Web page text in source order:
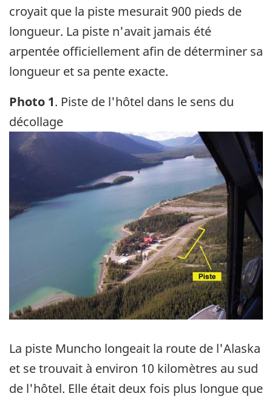
croyait que la piste mesurait 900 pieds de
longueur. La piste n'avait jamais été
arpentée officiellement afin de déterminer sa
longueur et sa pente exacte.
Photo 1. Piste de l'hôtel dans le sens du
décollage
Image
La piste Muncho longeait la route de l'Alaska
et se trouvait à environ 10 kilomètres au sud
de l'hôtel. Elle était deux fois plus longue que